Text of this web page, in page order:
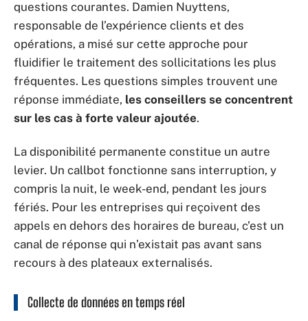
questions courantes. Damien Nuyttens,
responsable de l’expérience clients et des
opérations, a misé sur cette approche pour
fluidifier le traitement des sollicitations les plus
fréquentes. Les questions simples trouvent une
réponse immédiate, les conseillers se concentrent
sur les cas à forte valeur ajoutée.
La disponibilité permanente constitue un autre
levier. Un callbot fonctionne sans interruption, y
compris la nuit, le week-end, pendant les jours
fériés. Pour les entreprises qui reçoivent des
appels en dehors des horaires de bureau, c’est un
canal de réponse qui n’existait pas avant sans
recours à des plateaux externalisés.
Collecte de données en temps réel